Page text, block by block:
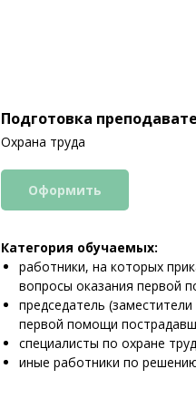
Подготовка
Охрана труда
Оформить
Категория обучаемых:
работники, на которых
вопросы оказания первой
председатель
первой помощи
специалисты по охране
иные работники по